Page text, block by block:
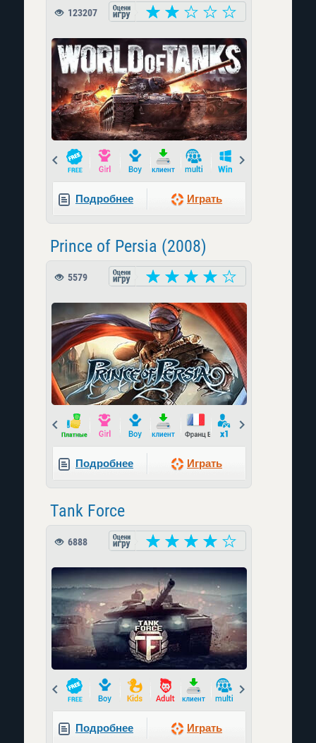
123207
Prev
Подробнее Играть
Prince of Persia (2008)
5579
Prev
Подробнее Играть
Tank Force
6888
Prev
Подробнее Играть